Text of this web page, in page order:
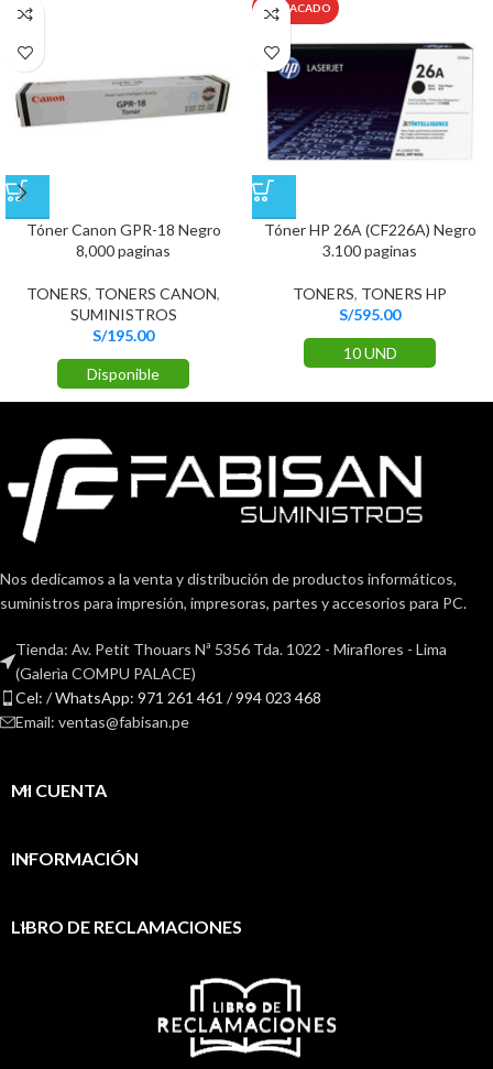
Tóner Canon GPR-18 Negro
8,000 paginas
TONERS, TONERS CANON,
SUMINISTROS
S/195.00
Disponible
DESTACADO
Tóner HP 26A (CF226A) Negro
3.100 paginas
TONERS, TONERS HP
S/595.00
10 UND
Nos dedicamos a la venta y distribución de productos informáticos,
suministros para impresión, impresoras, partes y accesorios para PC.
Tienda: Av. Petit Thouars Nª 5356 Tda. 1022 - Miraflores - Lima
(Galerìa COMPU PALACE)
Cel: / WhatsApp: 971 261 461 / 994 023 468
Email: ventas@fabisan.pe
MI CUENTA
INFORMACIÓN
LIBRO DE RECLAMACIONES